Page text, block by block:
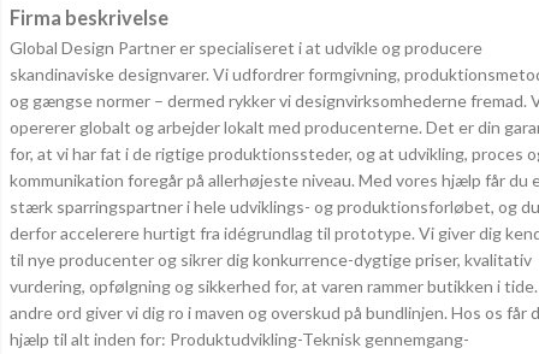
Firma beskrivelse
Global Design Partner er specialiseret i at udvikle og producere
skandinaviske designvarer. Vi udfordrer formgivning,
og gængse normer – dermed rykker vi designvirksomhederne fremad.
opererer globalt og arbejder lokalt med producenterne. Det er din
for, at vi har fat i de rigtige produktionssteder, og at udvikling, proces
kommunikation foregår på allerhøjeste niveau. Med vores hjælp får du
stærk sparringspartner i hele udviklings- og produktionsforløbet, og
derfor accelerere hurtigt fra idégrundlag til prototype. Vi giver dig
til nye producenter og sikrer dig konkurrence-dygtige priser, kvalitativ
vurdering, opfølgning og sikkerhed for, at varen rammer butikken i
andre ord giver vi dig ro i maven og overskud på bundlinjen. Hos os får
hjælp til alt inden for: Produktudvikling-Teknisk gennemgang-